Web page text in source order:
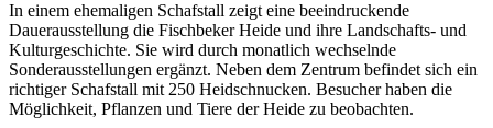
In einem ehemaligen Schafstall zeigt eine beeindruckende
Dauerausstellung die Fischbeker Heide und ihre Landschafts- und
Kulturgeschichte. Sie wird durch monatlich wechselnde
Sonderausstellungen ergänzt. Neben dem Zentrum befindet sich ein
richtiger Schafstall mit 250 Heidschnucken. Besucher haben die
Möglichkeit, Pflanzen und Tiere der Heide zu beobachten.